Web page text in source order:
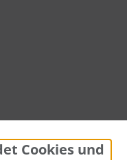
Cookies und